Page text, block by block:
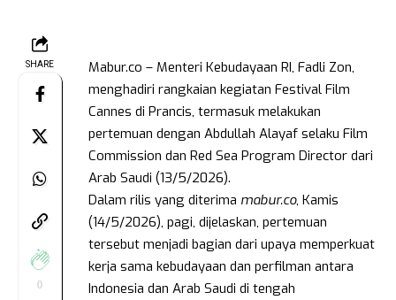
SHARE
0
Mabur.co – Menteri Kebudayaan RI, Fadli Zon,
menghadiri rangkaian kegiatan Festival Film
Cannes di Prancis, termasuk melakukan
pertemuan dengan Abdullah Alayaf selaku Film
Commission dan Red Sea Program Director dari
Arab Saudi (13/5/2026).
Dalam rilis yang diterima mabur.co, Kamis
(14/5/2026), pagi, dijelaskan, pertemuan
tersebut menjadi bagian dari upaya memperkuat
kerja sama kebudayaan dan perfilman antara
Indonesia dan Arab Saudi di tengah